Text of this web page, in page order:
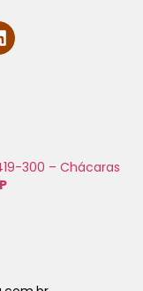
300 – Chácaras